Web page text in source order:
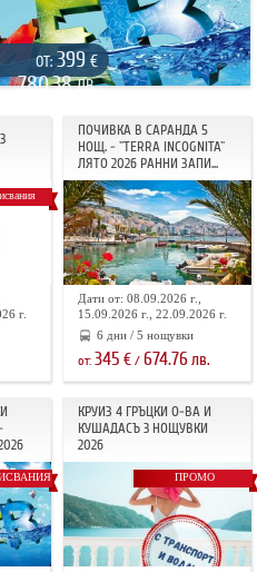
ОТ: 399 €
780.38 ЛВ.
г.
ПОЧИВКА В САРАНДА 5
НОЩ. - "TERRA INCOGNITA"
ЛЯТО 2026 РАННИ ЗАПИ...
Дати от: 08.09.2026 г.,
15.09.2026 г., 22.09.2026 г.
6 дни / 5 нощувки
от: 345 €/ 674.76лв.
КРУИЗ 4 ГРЪЦКИ О-ВА И
КУШАДАСЪ 3 НОЩУВКИ
2026
ПРОМО